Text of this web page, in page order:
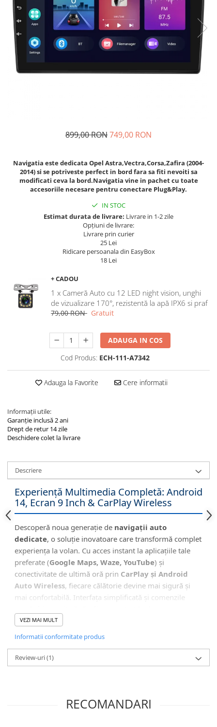
Navigatii Fiat
Navigatii Nissan
Navigatii Citroen
Navigatii Suzuki
Navigatii Mitsubishi
Navigatii Mazda
Navigatii Chevrolet
Navigatii Honda
Navigatii Jeep
Navigatii Land Rover
Navigatii Chrysler
899,00 RON749,00 RON
Navigatia este dedicata Opel Astra,Vectra,Corsa,Zafira (2004-
2014) si se potriveste perfect in bord fara sa fiti nevoiti sa
modificati ceva la bord.Navigatia vine in pachet cu toate
accesoriile necesare pentru conectare Plug&Play.
IN STOC
Estimat durata de livrare: Livrare in 1-2 zile
Opțiuni de livrare:
Livrare prin curier
25 Lei
Ridicare persoanala din EasyBox
18 Lei
+ CADOU
1 x Cameră Auto cu 12 LED night vision, unghi
de vizualizare 170°, rezistentă la apă IPX6 si praf
79,00 RON Gratuit
ADAUGA IN COS
Cod Produs: ECH-111-A7342
Adauga la Favorite Cere informatii
Informații utile:
Garanție inclusă 2 ani
Drept de retur 14 zile
Deschidere colet la livrare
Descriere
Experiență Multimedia Completă: Android
14, Ecran 9 Inch & CarPlay Wireless
Descoperă noua generație de navigații auto
dedicate, o soluție inovatoare care transformă complet
experiența la volan. Cu acces instant la aplicațiile tale
preferate (Google Maps, Waze, YouTube) și
conectivitate de ultimă oră prin CarPlay și Android
Auto Wireless, fiecare călătorie devine mai sigură și
mai confortabilă. Interfața simplificată și comenzile
🖥️ Interfață Intuitivă și Modernă
VEZI MAI MULT
Informatii conformitate produs
Review-uri(1)
RECOMANDARI